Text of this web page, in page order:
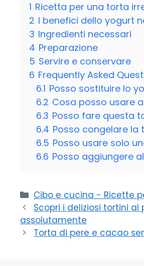
1 Ricetta per una torta
2 I benefici dello yogurt
3 Ingredienti necessari
4 Preparazione
5 Servire e conservare
6 Frequently Asked
6.1 Posso sostituire lo
6.2 Cosa posso usare
6.3 Posso fare questa
6.4 Posso congelare la
6.5 Posso usare solo
6.6 Posso aggiungere
Categorie
Cibo e cucina - Ricette
Scopri i deliziosi tortini
assolutamente
Torta di pere e cacao